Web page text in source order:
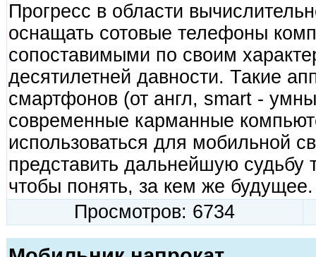
Прогресс в области
оснащать сотовые телефоны
сопоставимыми по своим
десятилетней давности. Такие
смартфонов (от англ, smart -
современные карманные
использоваться для мобильной
представить дальнейшую судьбу
чтобы понять, за кем же будущее.
Просмотров: 6734